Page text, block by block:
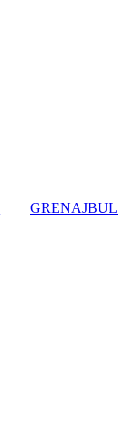
GRENAJBUL